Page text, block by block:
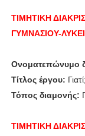
ΤΙΜΗΤΙΚΗ
ΓΥΜΝΑΣΙΟΥ-
Ονοματεπώνυμο
Τίτλος έργου: Γιατί;
Τόπος διαμονής:
ΤΙΜΗΤΙΚΗ